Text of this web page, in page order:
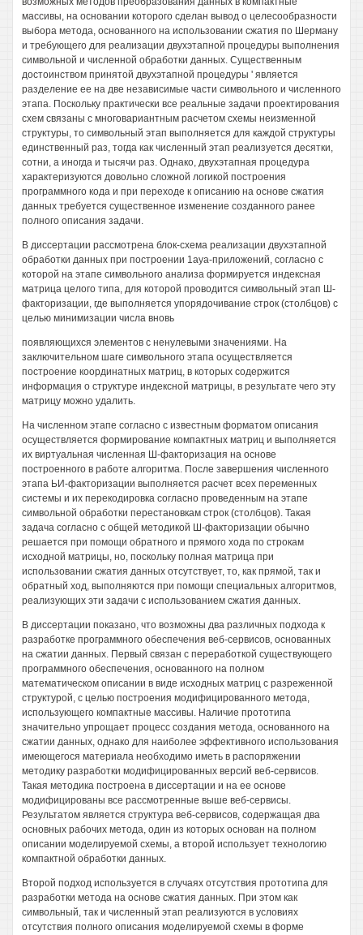
массивы, на основании которого сделан вывод о целесообразности
выбора метода, основанного на использовании сжатия по Шерману
и требующего для реализации двухэтапной процедуры выполнения
символьной и численной обработки данных. Существенным
достоинством принятой двухэтапной процедуры ' является
разделение ее на две независимые части символьного и численного
этапа. Поскольку практически все реальные задачи проектирования
схем связаны с многовариантным расчетом схемы неизменной
структуры, то символьный этап выполняется для каждой структуры
единственный раз, тогда как численный этап реализуется десятки,
сотни, а иногда и тысячи раз. Однако, двухэтапная процедура
характеризуются довольно сложной логикой построения
программного кода и при переходе к описанию на основе сжатия
данных требуется существенное изменение созданного ранее
полного описания задачи.
В диссертации рассмотрена блок-схема реализации двухэтапной
обработки данных при построении 1ауа-приложений, согласно с
которой на этапе символьного анализа формируется индексная
матрица целого типа, для которой проводится символьный этап Ш-
факторизации, где выполняется упорядочивание строк (столбцов) с
целью минимизации числа вновь
появляющихся элементов с ненулевыми значениями. На
заключительном шаге символьного этапа осуществляется
построение координатных матриц, в которых содержится
информация о структуре индексной матрицы, в результате чего эту
матрицу можно удалить.
На численном этапе согласно с известным форматом описания
осуществляется формирование компактных матриц и выполняется
их виртуальная численная Ш-факторизация на основе
построенного в работе алгоритма. После завершения численного
этапа ЬИ-факторизации выполняется расчет всех переменных
системы и их перекодировка согласно проведенным на этапе
символьной обработки перестановкам строк (столбцов). Такая
задача согласно с общей методикой Ш-факторизации обычно
решается при помощи обратного и прямого хода по строкам
исходной матрицы, но, поскольку полная матрица при
использовании сжатия данных отсутствует, то, как прямой, так и
обратный ход, выполняются при помощи специальных алгоритмов,
реализующих эти задачи с использованием сжатия данных.
В диссертации показано, что возможны два различных подхода к
разработке программного обеспечения веб-сервисов, основанных
на сжатии данных. Первый связан с переработкой существующего
программного обеспечения, основанного на полном
математическом описании в виде исходных матриц с разреженной
структурой, с целью построения модифицированного метода,
использующего компактные массивы. Наличие прототипа
значительно упрощает процесс создания метода, основанного на
сжатии данных, однако для наиболее эффективного использования
имеющегося материала необходимо иметь в распоряжении
методику разработки модифицированных версий веб-сервисов.
Такая методика построена в диссертации и на ее основе
модифицированы все рассмотренные выше веб-сервисы.
Результатом является структура веб-сервисов, содержащая два
основных рабочих метода, один из которых основан на полном
описании моделируемой схемы, а второй использует технологию
компактной обработки данных.
Второй подход используется в случаях отсутствия прототипа для
разработки метода на основе сжатия данных. При этом как
символьный, так и численный этап реализуются в условиях
отсутствия полного описания моделируемой схемы в форме